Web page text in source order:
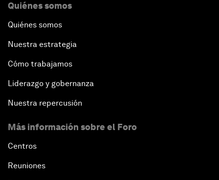
Quiénes somos
Quiénes somos
Nuestra estrategia
Cómo trabajamos
Liderazgo y gobernanza
Nuestra repercusión
Más información sobre el Foro
Centros
Reuniones